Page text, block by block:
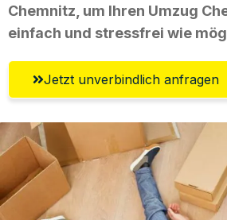
Chemnitz, um Ihren Umzug
einfach und stressfrei wie
Jetzt unverbindlich anfragen